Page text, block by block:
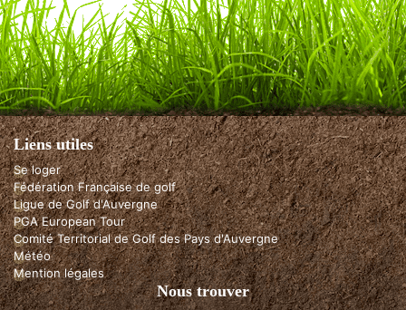
Liens utiles
Se loger
Fédération Française de golf
Ligue de Golf d'Auvergne
PGA European Tour
Comité Territorial de Golf des Pays d'Auvergne
Météo
Mention légales
Nous trouver